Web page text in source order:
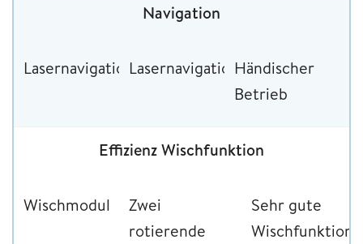
Navigation
LasernavigationLasernavigationHändischer
Betrieb
Effizienz Wischfunktion
Wischmodul
Zwei
rotierende
Sehr gute
Wischfunktion